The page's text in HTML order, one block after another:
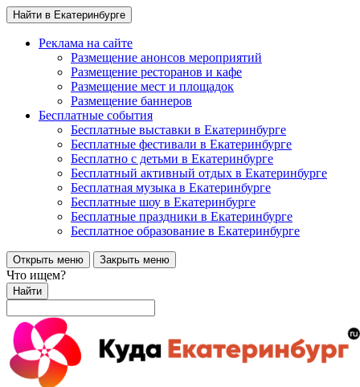
Найти в Екатеринбурге
Реклама на сайте
Размещение анонсов мероприятий
Размещение ресторанов и кафе
Размещение мест и площадок
Размещение баннеров
Бесплатные события
Бесплатные выставки в Екатеринбурге
Бесплатные фестивали в Екатеринбурге
Бесплатно с детьми в Екатеринбурге
Бесплатный активный отдых в Екатеринбурге
Бесплатная музыка в Екатеринбурге
Бесплатные шоу в Екатеринбурге
Бесплатные праздники в Екатеринбурге
Бесплатное образование в Екатеринбурге
Открыть меню Закрыть меню
Что ищем?
Найти